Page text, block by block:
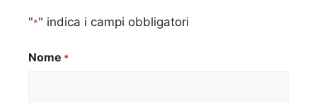
"*" indica i campi obbligatori
Nome *